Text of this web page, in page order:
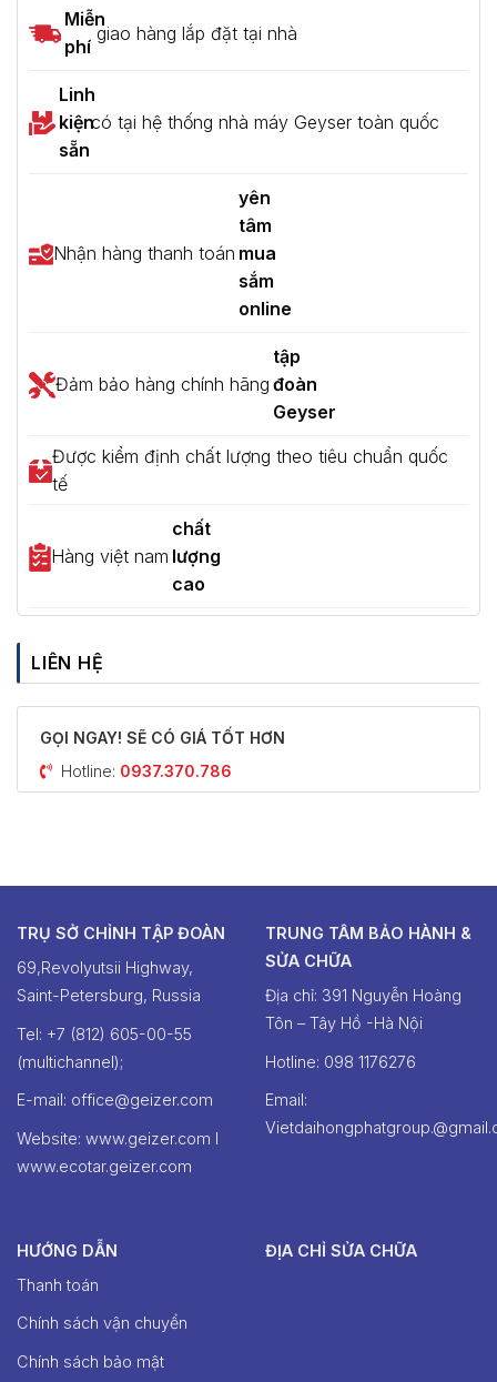
Miễn
phí
giao hàng lắp đặt tại nhà
Linh
kiện
sẵn
có tại hệ thống nhà máy Geyser toàn quốc
Nhận hàng thanh toán
yên
tâm
mua
sắm
online
Đảm bảo hàng chính hãng
tập
đoàn
Geyser
Được kiểm định chất lượng theo tiêu chuẩn quốc
tế
Hàng việt nam
chất
lượng
cao
LIÊN HỆ
GỌI NGAY! SẼ CÓ GIÁ TỐT HƠN
Hotline: 0937.370.786
TRỤ SỞ CHỈNH TẬP ĐOÀN
69,Revolyutsii Highway,
Saint-Petersburg, Russia
Tel: +7 (812) 605-00-55
(multichannel);
E-mail: office@geizer.com
Website: www.geizer.com I
www.ecotar.geizer.com
TRUNG TÂM BẢO HÀNH &
SỬA CHỮA
Địa chỉ: 391 Nguyễn Hoàng
Tôn – Tây Hồ -Hà Nội
Hotline: ‭098 1176276‬
Email:
HƯỚNG DẪN
Thanh toán
Chính sách vận chuyển
Chính sách bảo mật
ĐỊA CHỈ SỬA CHỮA